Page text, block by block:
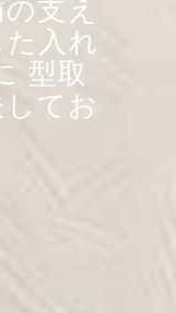
支え
入れ
型取
てお